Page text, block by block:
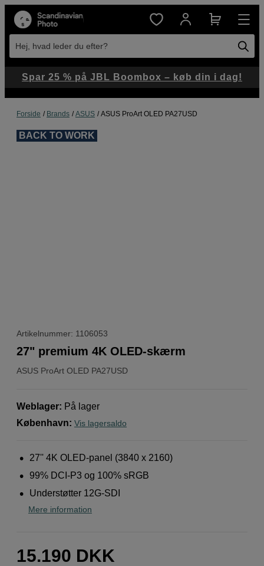
Hej, hvad leder du efter?
Forside Brands ASUS ASUS ProArt OLED PA27USD
BACK TO WORK
Artikelnummer: 1106053
ASUS ProArt OLED PA27USD
27" premium 4K OLED-skærm
Weblager: På lager
København: Vis lagersaldo
27'' 4K OLED-panel (3840 x 2160)
99% DCI-P3 og 100% sRGB
Understøtter 12G-SDI
Mere information
15.190 DKK
Spar 25 % på JBL Boombox – køb din i dag!